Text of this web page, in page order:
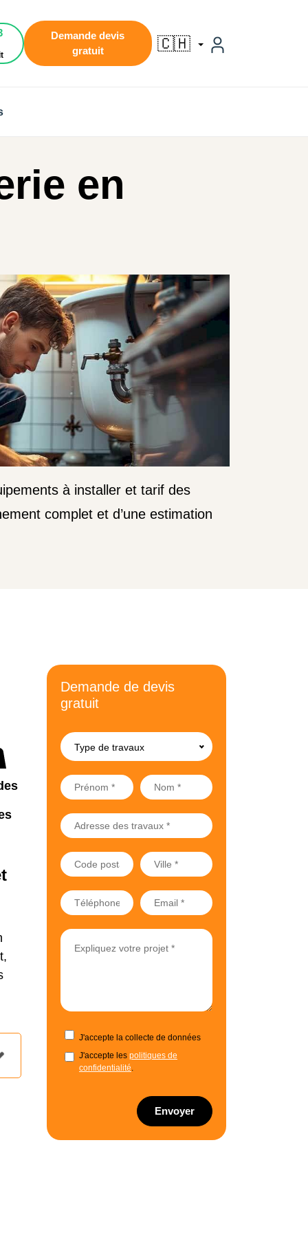
Demande devis
gratuit
🇨🇭
en
à installer et tarif des
complet et d’une estimation
Demande de devis
gratuit
Type de travaux
J'accepte la collecte de données
J'accepte les politiques de
confidentialité.
Envoyer